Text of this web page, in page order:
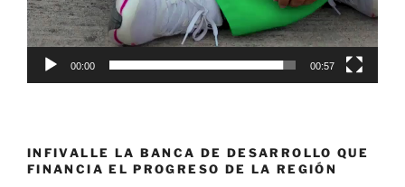
00:00 00:57
INFIVALLE LA BANCA DE DESARROLLO QUE
FINANCIA EL PROGRESO DE LA REGIÓN